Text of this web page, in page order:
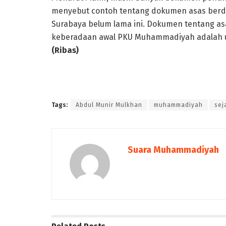
menyebut contoh tentang dokumen asas
Surabaya belum lama ini. Dokumen tentang
keberadaan awal PKU Muhammadiyah
(Ribas)
Tags: Abdul Munir Mulkhan muhammadiyah
Suara Muhammadiyah